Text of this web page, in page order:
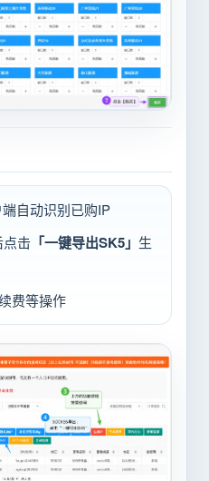
自动识别已购IP
击 「一键导出SK5」 生
费等操作